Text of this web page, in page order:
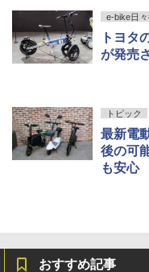
e-bike日
トヨタ
が発売
トピック
最新電
後の可
も安心
おすすめ記事